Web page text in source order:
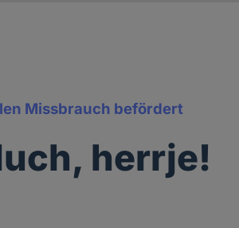
Missbrauch befördert
herrje!